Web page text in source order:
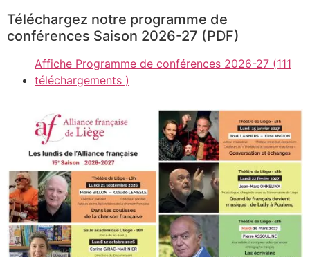
Téléchargez notre programme de
conférences Saison 2026-27 (PDF)
Affiche Programme de conférences 2026-27 (111
téléchargements )